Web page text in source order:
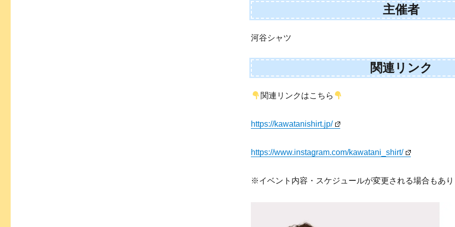
主催者
河谷シャツ
関連リンク
関連リンクはこちら
https://kawatanishirt.jp/
https://www.instagram.com/kawatani_shirt/
※イベント内容・スケジュールが変更される場合もあ